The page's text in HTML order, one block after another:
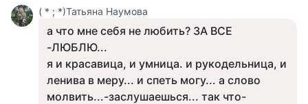
( * ; *)Татьяна Наумова
а что мне себя не любить? ЗА ВСЕ
-ЛЮБЛЮ...
я и красавица, и умница. и рукодельница, и
ленива в меру... и спеть могу... а слово
молвить...-заслушаешься... так что-